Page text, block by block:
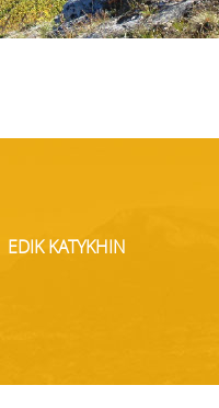
EDIK KATYKHIN